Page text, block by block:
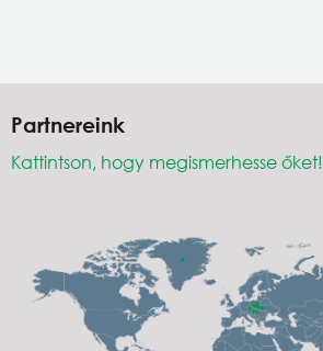
Partnereink
Kattintson, hogy megismerhesse őket!